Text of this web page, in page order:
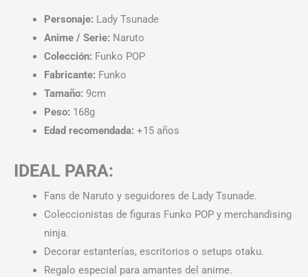
Personaje: Lady Tsunade
Anime / Serie: Naruto
Colección: Funko POP
Fabricante: Funko
Tamaño: 9cm
Peso: 168g
Edad recomendada: +15 años
IDEAL PARA:
Fans de Naruto y seguidores de Lady Tsunade.
Coleccionistas de figuras Funko POP y merchandising
ninja.
Decorar estanterías, escritorios o setups otaku.
Regalo especial para amantes del anime.